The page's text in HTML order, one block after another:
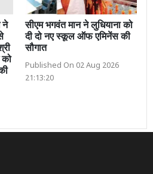
ने
को
सीएम भगवंत मान ने लुधियाना को
दी दो नए स्कूल ऑफ एमिनेंस की
सौगात
Published On 02 Aug 2026
21:13:20